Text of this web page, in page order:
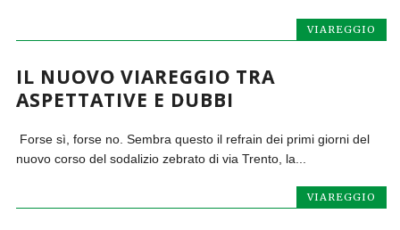
VIAREGGIO
IL NUOVO VIAREGGIO TRA
ASPETTATIVE E DUBBI
Forse sì, forse no. Sembra questo il refrain dei primi giorni del
nuovo corso del sodalizio zebrato di via Trento, la...
VIAREGGIO